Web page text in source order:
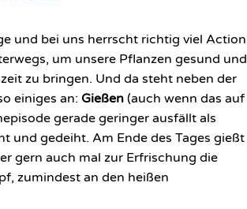
und bei uns herrscht richtig viel
um unsere Pflanzen gesund und
zu bringen. Und da steht neben der
einiges an: Gießen (auch wenn das auf
gerade geringer ausfällt als
und gedeiht. Am Ende des Tages gießt
gern auch mal zur Erfrischung die
zumindest an den heißen